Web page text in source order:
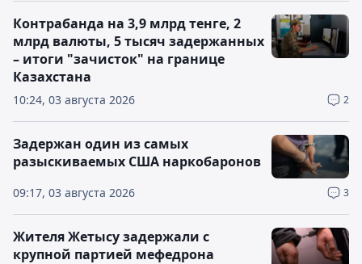
10:24, 03 августа 2026 2
Контрабанда на 3,9 млрд тенге, 2
млрд валюты, 5 тысяч задержанных
– итоги "зачисток" на границе
Казахстана
09:17, 03 августа 2026 3
Задержан один из самых
разыскиваемых США наркобаронов
Жителя Жетысу задержали с
крупной партией мефедрона